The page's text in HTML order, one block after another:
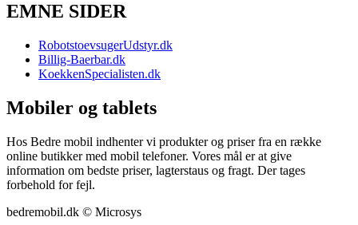
EMNE SIDER
RobotstoevsugerUdstyr.dk
Billig-Baerbar.dk
KoekkenSpecialisten.dk
Mobiler og tablets
Hos Bedre mobil indhenter vi produkter og priser fra en række
online butikker med mobil telefoner. Vores mål er at give
information om bedste priser, lagterstaus og fragt. Der tages
forbehold for fejl.
bedremobil.dk © Microsys